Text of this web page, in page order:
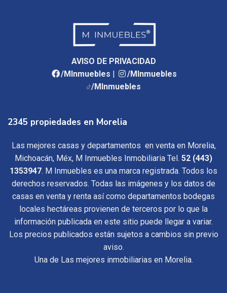
AVISO DE PRIVACIDAD
/MInmuebles |
/MInmuebles
/MInmuebles
2345 propiedades en Morelia
Las mejores casas y departamentos en venta en Morelia,
Michoacán, Méx, M Inmuebles Inmobiliaria Tel. 52 (443)
1353947. M Inmuebles es una marca registrada. Todos los
derechos reservados. Todas las imágenes y los datos de
casas en venta y renta así como departamentos bodegas
locales hectáreas provienen de terceros por lo que la
información publicada en este sitio puede llegar a variar.
Los precios publicados están sujetos a cambios sin previo
aviso.
Una de Las mejores inmobiliarias en Morelia.